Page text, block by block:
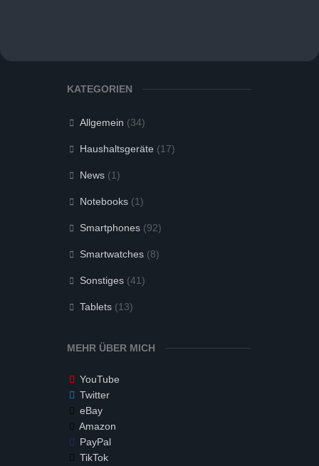
KATEGORIEN
Allgemein (34)
Haushaltsgeräte (17)
News (1)
Notebooks (1)
Smartphones (92)
Smartwatches (8)
Sonstiges (41)
Tablets (13)
MEHR ÜBER MICH
YouTube
Twitter
eBay
Amazon
PayPal
TikTok